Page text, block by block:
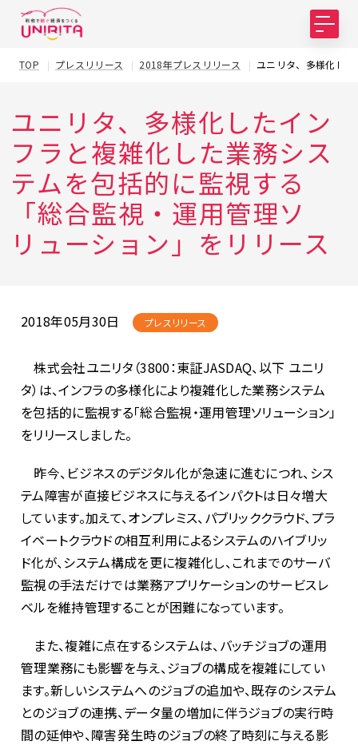
TOP プレスリリース 2018年プレスリリース ユニリタ、多様化し
ユニリタ、多様化したイン
フラと複雑化した業務シス
テムを包括的に監視する
「総合監視・運用管理ソ
リューション」をリリース
2018年05月30日 プレスリリース
株式会社ユニリタ（3800：東証JASDAQ、以下 ユニリ
タ）は、インフラの多様化により複雑化した業務システム
を包括的に監視する「総合監視・運用管理ソリューション」
をリリースしました。
昨今、ビジネスのデジタル化が急速に進むにつれ、シス
テム障害が直接ビジネスに与えるインパクトは日々増大
しています。加えて、オンプレミス、パブリッククラウド、プラ
イベートクラウドの相互利用によるシステムのハイブリッ
ド化が、システム構成を更に複雑化し、これまでのサーバ
監視の手法だけでは業務アプリケーションのサービスレ
ベルを維持管理することが困難になっています。
また、複雑に点在するシステムは、バッチジョブの運用
管理業務にも影響を与え、ジョブの構成を複雑にしてい
ます。新しいシステムへのジョブの追加や、既存のシステム
とのジョブの連携、データ量の増加に伴うジョブの実行時
間の延伸や、障害発生時のジョブの終了時刻に与える影